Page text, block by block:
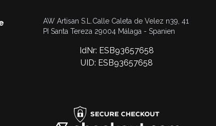
AW Artisan S.L.Calle Caleta de Velez n39, 41
PI Santa Tereza 29004 Málaga - Spanien
IdNr: ESB93657658
UID: ESB93657658